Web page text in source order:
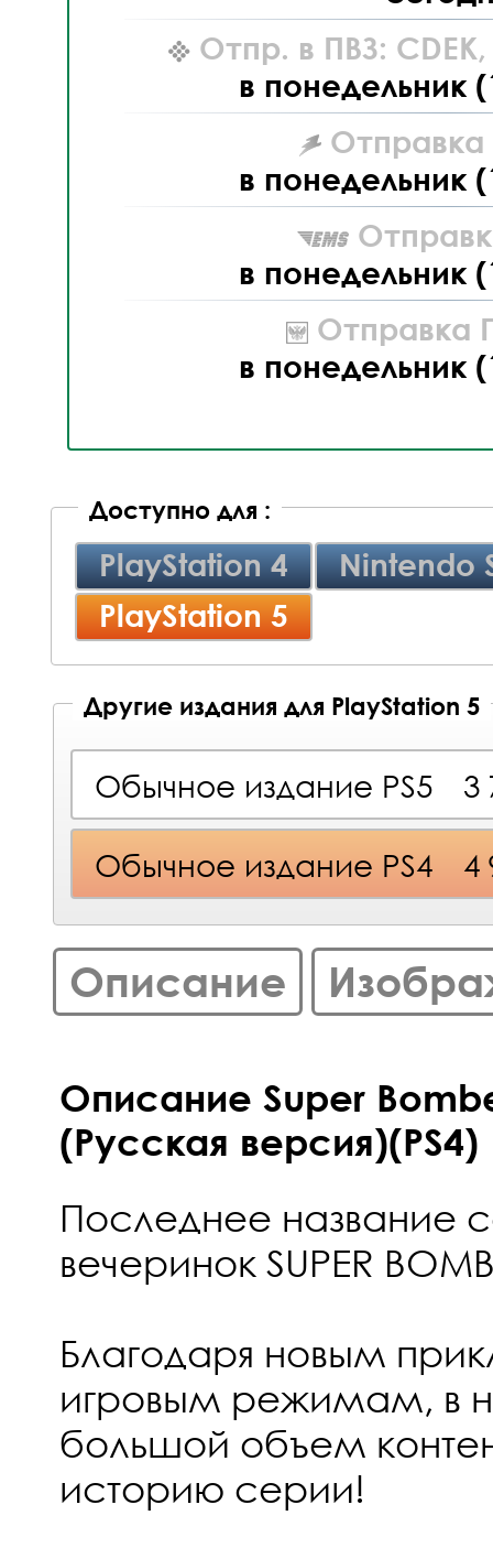
Отпр. в ПВЗ: CDEK,
в понедельник
Отправка
в понедельник
в понедельник
Отправка
в понедельник
Доступно для :
PlayStation 4
Nintendo
PlayStation 5
Другие издания для PlayStation 5
Обычное издание PS5 3
Обычное издание PS4 4
Описание
Описание Super
(Русская версия)(PS4)
Последнее название
вечеринок SUPER
Благодаря новым
игровым режимам, в
большой объем
историю серии!